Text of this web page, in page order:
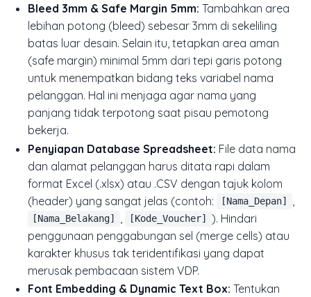
Bleed 3mm & Safe Margin 5mm: Tambahkan area
lebihan potong (bleed) sebesar 3mm di sekeliling
batas luar desain. Selain itu, tetapkan area aman
(safe margin) minimal 5mm dari tepi garis potong
untuk menempatkan bidang teks variabel nama
pelanggan. Hal ini menjaga agar nama yang
panjang tidak terpotong saat pisau pemotong
bekerja.
Penyiapan Database Spreadsheet: File data nama
dan alamat pelanggan harus ditata rapi dalam
format Excel (.xlsx) atau .CSV dengan tajuk kolom
(header) yang sangat jelas (contoh: [Nama_Depan]
[Nama_Belakang] [Kode_Voucher]
). Hindari
penggunaan penggabungan sel (merge cells) atau
karakter khusus tak teridentifikasi yang dapat
merusak pembacaan sistem VDP.
Font Embedding & Dynamic Text Box: Tentukan